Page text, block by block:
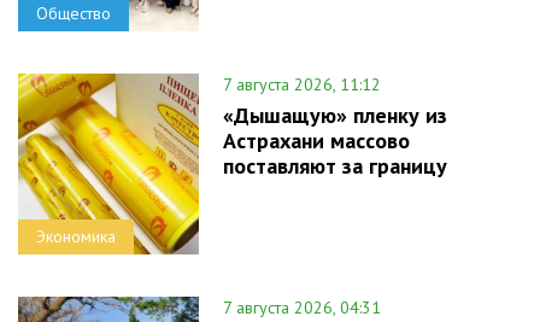
Общество
Экономика
7 августа 2026, 11:12
«Дышащую» пленку из
Астрахани массово
поставляют за границу
7 августа 2026, 04:31